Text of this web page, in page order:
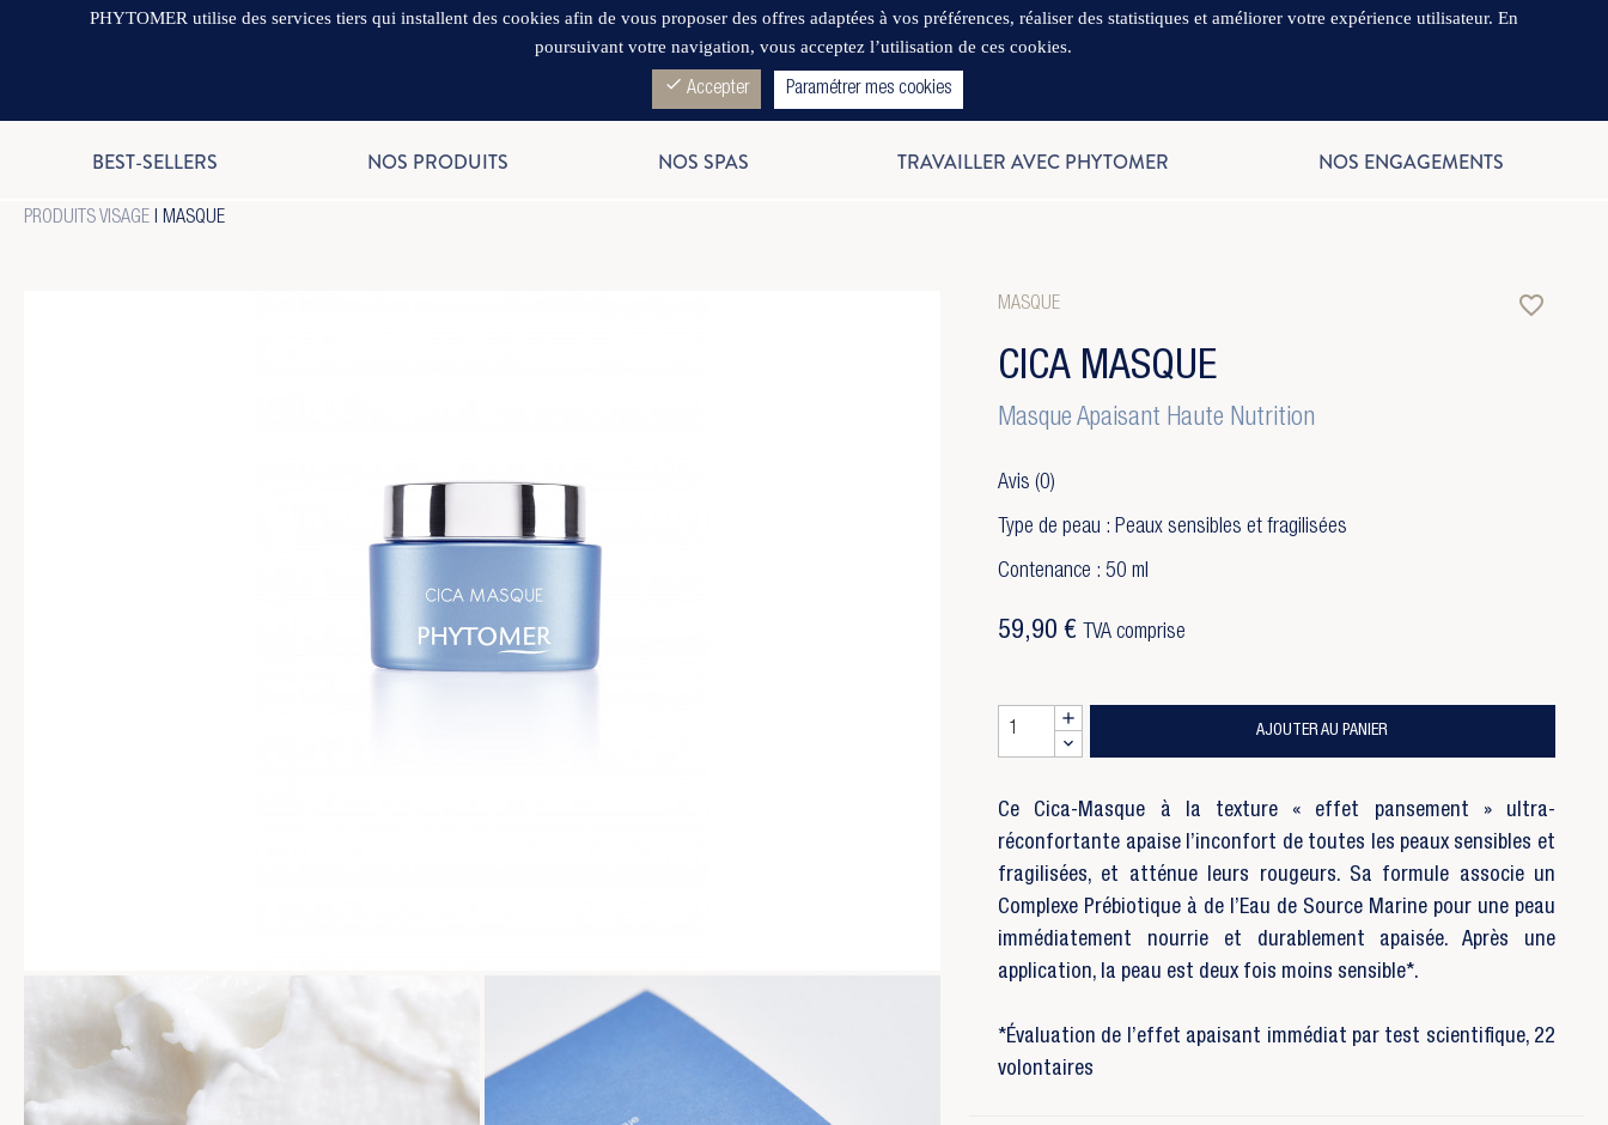
BEST-SELLERS NOS PRODUITS NOS SPAS TRAVAILLER AVEC PHYTOMER NOS ENGAGEMENTS
PRODUITS VISAGE | MASQUE
MASQUE favorite_border
CICA MASQUE
Masque Apaisant Haute Nutrition
Avis(0)
Type de peau : Peaux sensibles et fragilisées
Contenance : 50 ml
59,90 € TVA comprise
AJOUTER AU PANIER
Ce Cica-Masque à la texture « effet pansement » ultra-
réconfortante apaise l’inconfort de toutes les peaux sensibles et
fragilisées, et atténue leurs rougeurs. Sa formule associe un
Complexe Prébiotique à de l’Eau de Source Marine pour une peau
immédiatement nourrie et durablement apaisée. Après une
application, la peau est deux fois moins sensible*.
*Évaluation de l’effet apaisant immédiat par test scientifique, 22
volontaires
PHYTOMER utilise des services tiers qui installent des cookies afin de vous proposer des offres adaptées à vos préférences, réaliser des statistiques et améliorer votre expérience utilisateur. En
poursuivant votre navigation, vous acceptez l’utilisation de ces cookies.
check Accepter Paramétrer mes cookies